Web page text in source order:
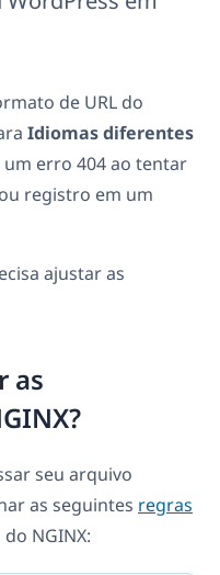
de URL do
Idiomas diferentes
um erro 404 ao tentar
registro em um
ajustar as
as
seu arquivo
as seguintes regras
NGINX: